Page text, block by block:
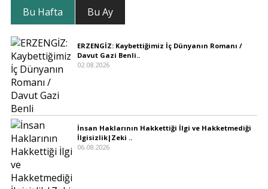
Bu Hafta Bu Ay
ERZENGİZ: Kaybettiğimiz İç Dünyanın Romanı /
Davut Gazi Benli..
02.08.2026
İnsan Haklarının Hakkettiği İlgi ve Hakketmediği
İlgisizlik|Zeki ..
06.08.2026